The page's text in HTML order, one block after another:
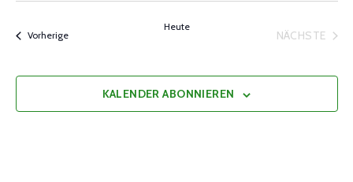
VorherigeVeranstaltungen
Heute
NÄCHSTE
KALENDER ABONNIEREN